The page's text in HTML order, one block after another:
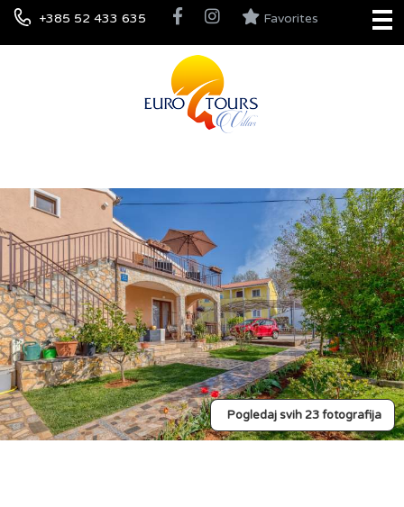
+385 52 433 635 Favorites
Pogledaj svih 23 fotografija